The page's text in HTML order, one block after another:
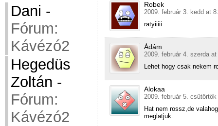
Dani -
Fórum:
Kávézó2
Hegedüs
Zoltán -
Fórum:
Kávézó2
Robek
2009. február 3. kedd at
ratyiiiii
Ádám
2009. február 4. szerda at
Lehet hogy csak nekem
Alokaa
2009. február 5.
Hat nem rossz,de
meglatjuk.